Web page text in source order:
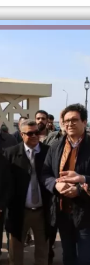
الكاتبة إلهام شرشر تهنئ الرئيس
السيسي بعيد ميلاده وتُشيد بجهوده